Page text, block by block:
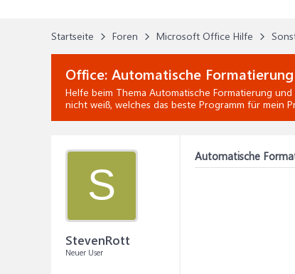
Startseite Foren Microsoft Office Hilfe
Office: Automatische
Helfe beim Thema Automatische Formatierung
nicht weiß, welches das beste Programm für mein
S
StevenRott
Neuer User
Automatische